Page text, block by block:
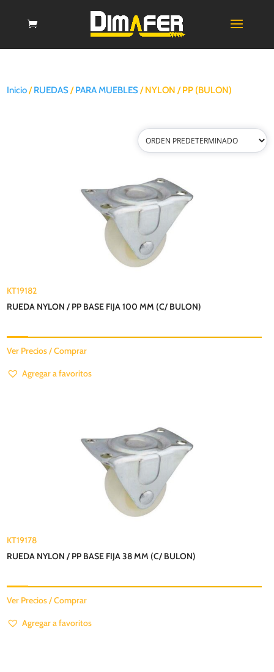
Inicio/RUEDAS/PARA MUEBLES/ NYLON / PP (BULON)
KT19182
RUEDA NYLON / PP BASE FIJA 100 MM (C/ BULON)
Ver Precios / Comprar
Agregar a favoritos
KT19178
RUEDA NYLON / PP BASE FIJA 38 MM (C/ BULON)
Ver Precios / Comprar
Agregar a favoritos